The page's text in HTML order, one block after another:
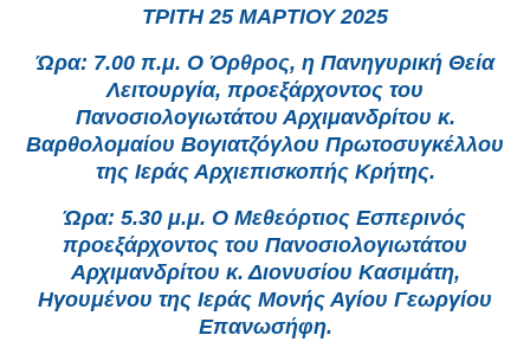
ΤΡΙΤΗ 25 ΜΑΡΤΙΟΥ 2025
Ώρα: 7.00 π.μ. Ο Όρθρος, η Πανηγυρική Θεία
Λειτουργία, προεξάρχοντος του
Πανοσιολογιωτάτου Αρχιμανδρίτου κ.
Βαρθολομαίου Βογιατζόγλου Πρωτοσυγκέλλου
της Ιεράς Αρχιεπισκοπής Κρήτης.
Ώρα: 5.30 μ.μ. Ο Μεθεόρτιος Εσπερινός
προεξάρχοντος του Πανοσιολογιωτάτου
Αρχιμανδρίτου κ. Διονυσίου Κασιμάτη,
Ηγουμένου της Ιεράς Μονής Αγίου Γεωργίου
Επανωσήφη.